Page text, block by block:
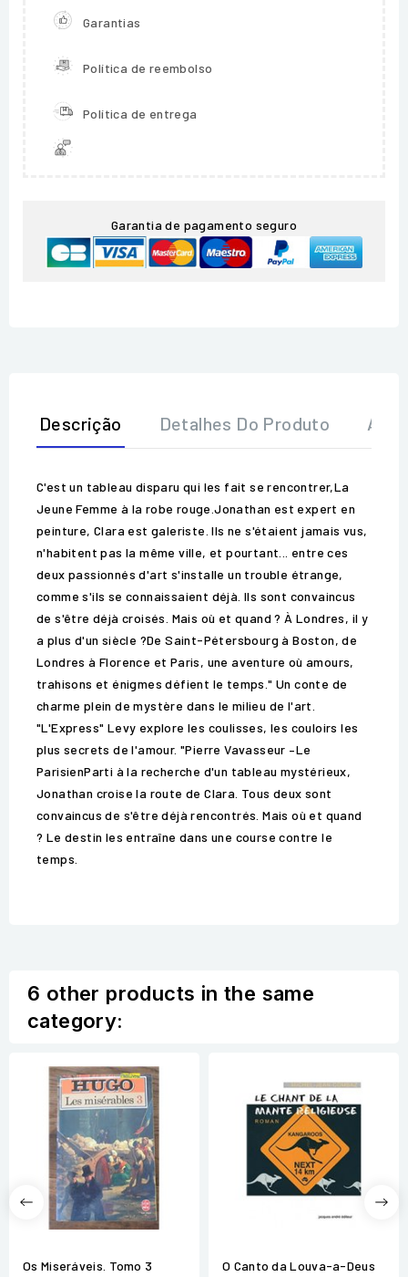
Garantias
Política de reembolso
Política de entrega
Garantia de pagamento seguro
Descrição Detalhes Do Produto
C'est un tableau disparu qui les fait se rencontrer,La
Jeune Femme à la robe rouge.Jonathan est expert en
peinture, Clara est galeriste. Ils ne s'étaient jamais vus,
n'habitent pas la même ville, et pourtant... entre ces
deux passionnés d'art s'installe un trouble étrange,
comme s'ils se connaissaient déjà. Ils sont convaincus
de s'être déjà croisés. Mais où et quand ? À Londres, il y
a plus d'un siècle ?De Saint-Pétersbourg à Boston, de
Londres à Florence et Paris, une aventure où amours,
trahisons et énigmes défient le temps." Un conte de
charme plein de mystère dans le milieu de l'art.
"L'Express" Levy explore les coulisses, les couloirs les
plus secrets de l'amour. "Pierre Vavasseur –Le
ParisienParti à la recherche d'un tableau mystérieux,
Jonathan croise la route de Clara. Tous deux sont
convaincus de s'être déjà rencontrés. Mais où et quand
? Le destin les entraîne dans une course contre le
temps.
6 other products in the same
category:
Os Miseráveis. Tomo 3 O Canto da Louva-a-Deus